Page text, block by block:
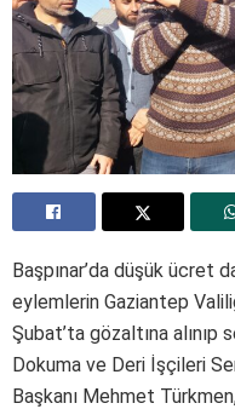
Başpınar’da düşük ücret
eylemlerin Gaziantep
Şubat’ta gözaltına alınıp
Dokuma ve Deri İşçileri
Başkanı Mehmet